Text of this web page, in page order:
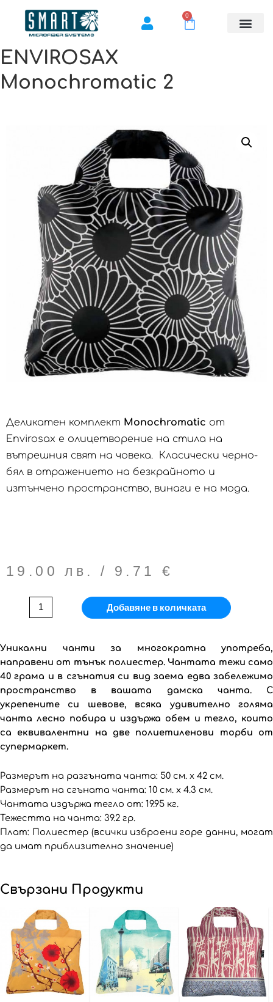
0
ENVIROSAX
Monochromatic 2
Деликатен комплект Monochromatic от
Envirosax е олицетворение на стила на
вътрешния свят на човека. Класически черно-
бял в отражението на безкрайното и
изтънчено пространство, винаги е на мода.
19.00лв. / 9.71 €
Добавяне в количката
Уникални чанти за многократна употреба,
направени от тънък полиестер. Чантата тежи само
40 грама и в сгънатия си вид заема едва забележимо
пространство в вашата дамска чанта. С
укрепените си шевове, всяка удивително голяма
чанта лесно побира и издържа обем и тегло, които
са еквивалентни на две полиетиленови торби от
супермаркет.
Размерът на разгъната чанта: 50 см. x 42 см.
Размерът на сгъната чанта: 10 см. x 4.3 см.
Чантата издържа тегло от: 19.95 кг.
Тежестта на чанта: 39.2 гр.
Плат: Полиестер (всички изброени горе данни, могат
да имат приблизително значение)
Свързани Продукти